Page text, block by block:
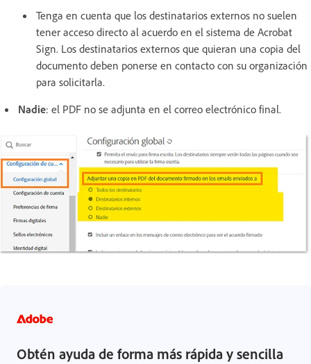
Tenga en cuenta que los destinatarios externos no suelen
tener acceso directo al acuerdo en el sistema de Acrobat
Sign. Los destinatarios externos que quieran una copia del
documento deben ponerse en contacto con su organización
para solicitarla.
Nadie: el PDF no se adjunta en el correo electrónico final.
Obtén ayuda de forma más rápida y sencilla